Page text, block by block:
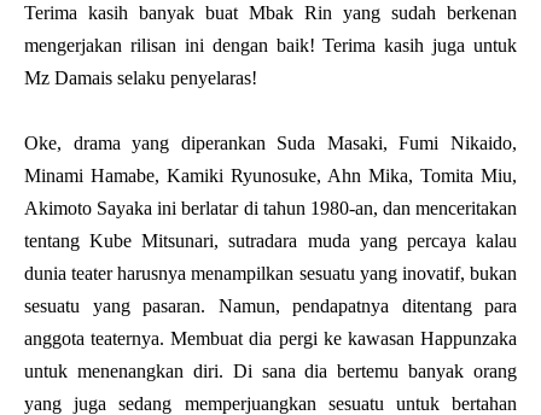
Terima kasih banyak buat Mbak Rin yang sudah berkenan
mengerjakan rilisan ini dengan baik! Terima kasih juga untuk
Mz Damais selaku penyelaras!
Oke, drama yang diperankan Suda Masaki, Fumi Nikaido,
Minami Hamabe, Kamiki Ryunosuke, Ahn Mika, Tomita Miu,
Akimoto Sayaka ini berlatar di tahun 1980-an, dan menceritakan
tentang Kube Mitsunari, sutradara muda yang percaya kalau
dunia teater harusnya menampilkan sesuatu yang inovatif, bukan
sesuatu yang pasaran. Namun, pendapatnya ditentang para
anggota teaternya. Membuat dia pergi ke kawasan Happunzaka
untuk menenangkan diri. Di sana dia bertemu banyak orang
yang juga sedang memperjuangkan sesuatu untuk bertahan